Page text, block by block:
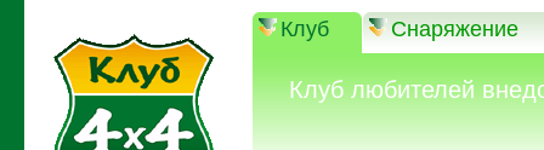
Клуб Снаряжение
Клуб любителей